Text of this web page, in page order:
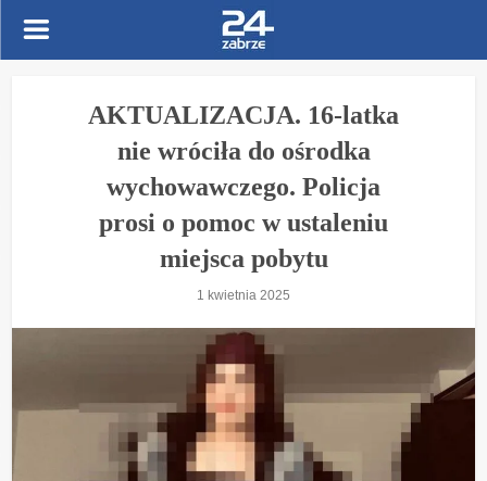
AKTUALIZACJA. 16-latka
nie wróciła do ośrodka
wychowawczego. Policja
prosi o pomoc w ustaleniu
miejsca pobytu
1 kwietnia 2025